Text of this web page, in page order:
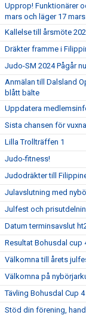
Upprop! Funktionärer
mars och läger 17 mars
Kallelse till årsmöte
Dräkter framme i
Judo-SM 2024 Pågår
Anmälan till Dalsland
blått bälte
Uppdatera
Sista chansen för
Lilla Trollträffen 1
Judo-fitness!
Judodräkter till
Julavslutning med
Julfest och
Datum terminsavslut
Resultat Bohusdal cup
Välkomna till årets
Välkomna på
Tävling Bohusdal Cup
Stöd din förening,